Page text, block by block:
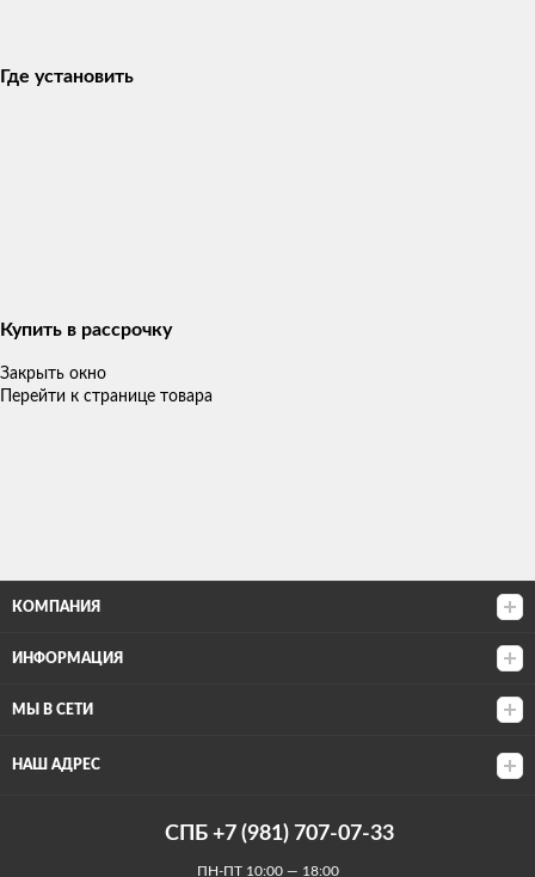
Где установить
Купить в рассрочку
Закрыть окно
Перейти к странице товара
КОМПАНИЯ
ИНФОРМАЦИЯ
МЫ В СЕТИ
НАШ АДРЕС
СПБ +7 (981) 707-07-33
ПН-ПТ 10:00 — 18:00